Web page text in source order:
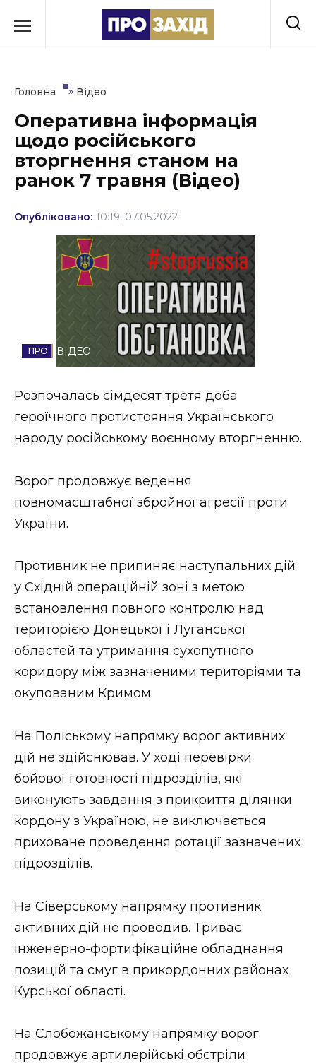
до
Культура
Освіта
Політика
Соціум
Спорт
Стиль життя
Втрачений Ужгород
Втрачений Ужгород (відеоверсія)
НОВИНИ ЗАХІДНОЇ УКРАЇНИ
ФОТО
ВІДЕО
Головна » Відео
Оперативна інформація
щодо російського
вторгнення станом на
ранок 7 травня (Відео)
Опубліковано: 10:19, 07.05.2022
ВІДЕО
Розпочалась сімдесят третя доба
героїчного протистояння Українського
народу російському воєнному вторгненню.
Ворог продовжує ведення
повномасштабної збройної агресії проти
України.
Противник не припиняє наступальних дій
у Східній операційній зоні з метою
встановлення повного контролю над
територією Донецької і Луганської
областей та утримання сухопутного
коридору між зазначеними територіями та
окупованим Кримом.
На Поліському напрямку ворог активних
дій не здійснював. У ході перевірки
бойової готовності підрозділів, які
виконують завдання з прикриття ділянки
кордону з Україною, не виключається
приховане проведення ротації зазначених
підрозділів.
На Сіверському напрямку противник
активних дій не проводив. Триває
інженерно-фортифікаційне обладнання
позицій та смуг в прикордонних районах
Курської області.
На Слобожанському напрямку ворог
продовжує артилерійські обстріли